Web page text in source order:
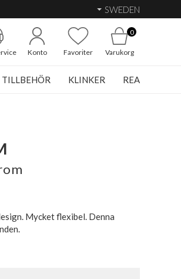
SWEDEN
Konto Favoriter
0
Varukorg
TILLBEHÖR KLINKER REA
Mycket flexibel. Denna